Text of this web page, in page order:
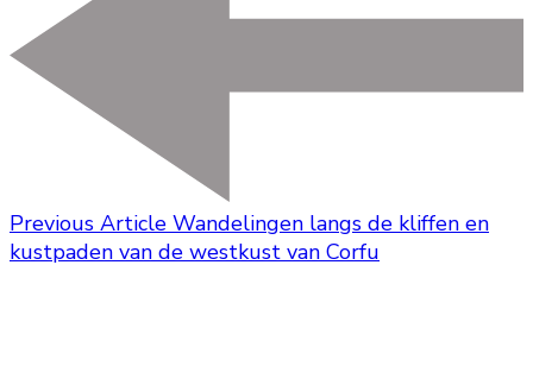
Previous Article Wandelingen langs de kliffen en
kustpaden van de westkust van Corfu